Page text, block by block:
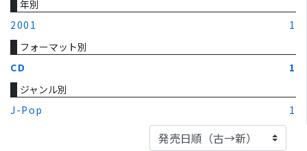
年別
2001
1
フォーマット別
CD
1
ジャンル別
J-Pop
1